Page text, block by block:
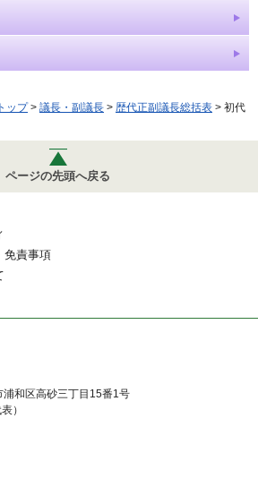
ップ> 議長・副議長 > 歴代正副議長総括表 > 初代
ページの先頭へ戻る
免責事項
和区高砂三丁目15番1号
）